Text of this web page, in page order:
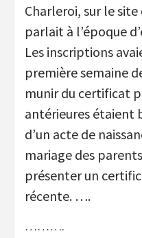
Charleroi, sur le
parlait à l’époque
Les inscriptions
première semaine
munir du certificat
antérieures étaient
d’un acte de
mariage des
présenter un
récente. ….
……….